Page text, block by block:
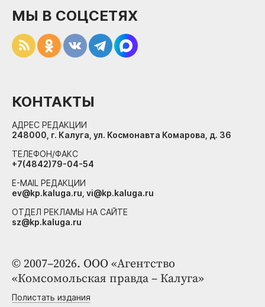
© 2007–2026. ООО «Агентство
«Комсомольская правда – Калуга»
Полистать издания
МЫ В СОЦСЕТЯХ
КОНТАКТЫ
АДРЕС РЕДАКЦИИ
248000, г. Калуга, ул. Космонавта Комарова, д. 36
ТЕЛЕФОН/ФАКС
+7(4842)79-04-54
E-MAIL РЕДАКЦИИ
ev@kp.kaluga.ru, vi@kp.kaluga.ru
ОТДЕЛ РЕКЛАМЫ НА САЙТЕ
sz@kp.kaluga.ru